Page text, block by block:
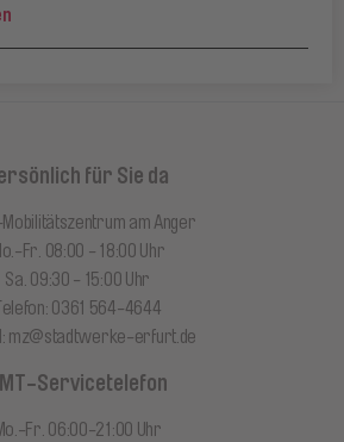
für Sie da
Mobilitätszentrum am Anger
Fr. 08:00 - 18:00 Uhr
Sa. 09:30 - 15:00 Uhr
0361 564-4644
mz@stadtwerke-erfurt.de
Servicetelefon
Fr. 06:00-21:00 Uhr